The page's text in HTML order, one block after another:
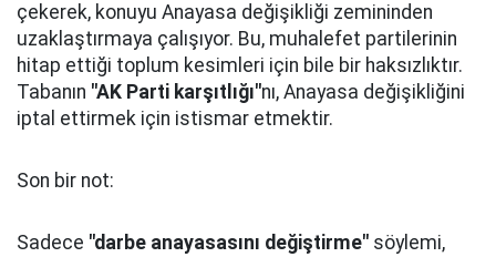
çekerek, konuyu Anayasa değişikliği zemininden
uzaklaştırmaya çalışıyor. Bu, muhalefet partilerinin
hitap ettiği toplum kesimleri için bile bir haksızlıktır.
Tabanın "AK Parti karşıtlığı"nı, Anayasa değişikliğini
iptal ettirmek için istismar etmektir.
Son bir not:
Sadece "darbe anayasasını değiştirme" söylemi,